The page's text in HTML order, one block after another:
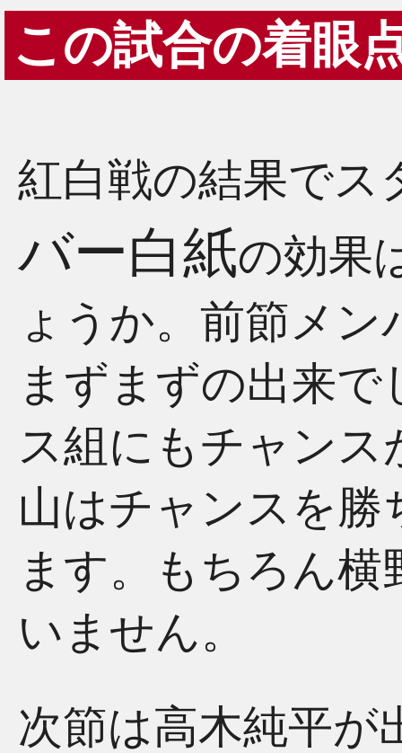
この試合の着眼
紅白戦の結果でス
バー白紙の効果
ょうか。前節メ
まずまずの出来
ス組にもチャン
山はチャンスを
ます。もちろん
いません。
次節は高木純平が